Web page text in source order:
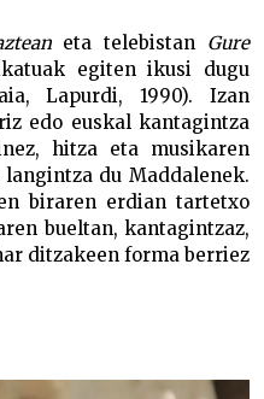
eta telebistan Gure
egiten ikusi dugu
Lapurdi, 1990). Izan
edo euskal kantagintza
hitza eta musikaren
du Maddalenek.
biraren erdian tartetxo
bueltan, kantagintzaz,
ditzakeen forma berriez